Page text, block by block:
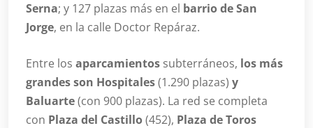
Serna; y 127 plazas más en el barrio de San
Jorge, en la calle Doctor Repáraz.
Entre los aparcamientos subterráneos, los más
grandes son Hospitales(1.290 plazas) y
Baluarte(con 900 plazas). La red se completa
con Plaza del Castillo(452), Plaza de Toros